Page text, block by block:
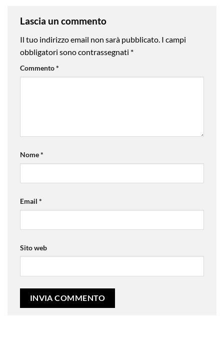
Lascia un commento
Il tuo indirizzo email non sarà pubblicato. I campi
obbligatori sono contrassegnati *
Commento*
Nome*
Email *
Sito web